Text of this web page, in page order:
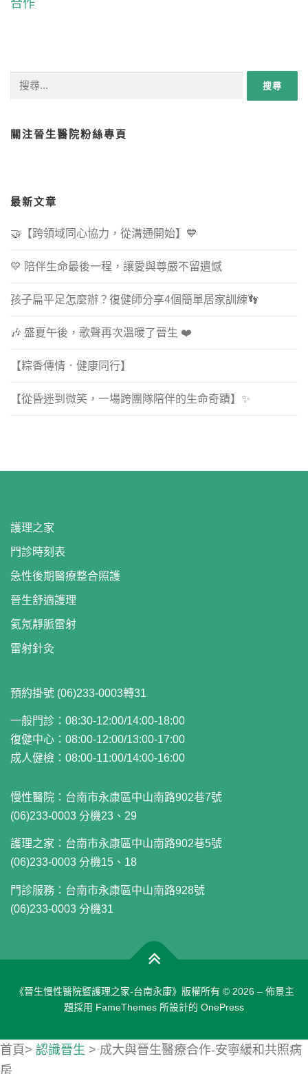
合作
搜尋關鍵字:
關注晉生醫院粉絲專頁
最新文章
🤝【跨領域同心協力，從溝通開始】💙
💛 陪伴生命最後一程，讓愛與尊嚴不留遺憾
孩子扁平足怎麼辦？復健師分享4個簡單居家訓練👣
🎶 盛夏午後，歌聲再次溫暖了晉生 ❤️
【粽香傳情．健康同行】
【從昏迷到微笑，一場跨團隊陪伴的生命奇蹟】✨
護理之家
門診時刻表
急性後期醫療整合照護
晉生舒適護理
氦氖靜脈雷射
雷射針灸
預約掛號 (06)233-0003轉31
一般門診：08:30-12:00/14:00-18:00
復健中心：08:00-12:00/13:00-17:00
成人健檢：08:00-11:00/14:00-16:00
慢性醫院： 台南市永康區中山南路902巷7號
(06)233-0003 分機23、29
護理之家： 台南市永康區中山南路902巷5號
(06)233-0003 分機15、18
門診服務： 台南市永康區中山南路928號
(06)233-0003 分機31
《晉生慢性醫院暨護理之家-台南永康》版權所有 © 2026 – 佈景主
題採用 FameThemes 所設計的 OnePress
首頁> 認識晉生 > 成大與晉生醫療合作-安寧緩和共照病
房